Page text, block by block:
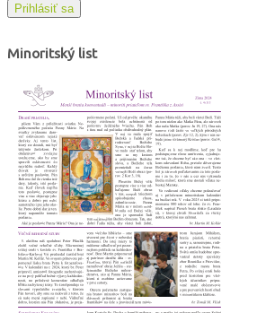
Prihlásiť sa
Minoritský list